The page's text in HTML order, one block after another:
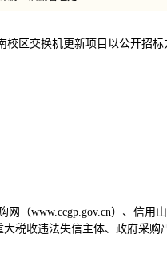
区交换机更新项目以公开招
（www.ccgp.gov.cn）、信用
税收违法失信主体、政府采购